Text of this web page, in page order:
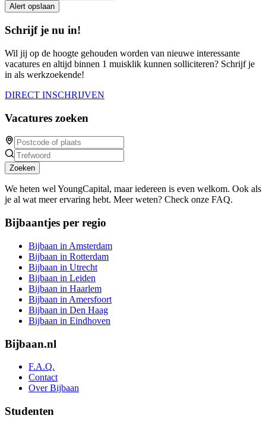
Alert opslaan
Schrijf je nu in!
Wil jij op de hoogte gehouden worden van nieuwe interessante
vacatures en altijd binnen 1 muisklik kunnen solliciteren? Schrijf je
in als werkzoekende!
DIRECT INSCHRIJVEN
Vacatures zoeken
Zoeken
We heten wel YoungCapital, maar iedereen is even welkom. Ook als
je al wat meer ervaring hebt. Meer weten? Check onze FAQ.
Bijbaantjes per regio
Bijbaan in Amsterdam
Bijbaan in Rotterdam
Bijbaan in Utrecht
Bijbaan in Leiden
Bijbaan in Haarlem
Bijbaan in Amersfoort
Bijbaan in Den Haag
Bijbaan in Eindhoven
Bijbaan.nl
F.A.Q.
Contact
Over Bijbaan
Studenten